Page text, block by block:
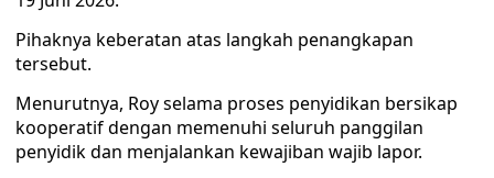
Pihaknya keberatan atas langkah penangkapan
tersebut.
Menurutnya, Roy selama proses penyidikan bersikap
kooperatif dengan memenuhi seluruh panggilan
penyidik dan menjalankan kewajiban wajib lapor.